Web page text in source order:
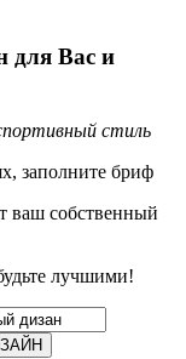
для Вас и
стиль
заполните бриф
ваш собственный
лучшими!